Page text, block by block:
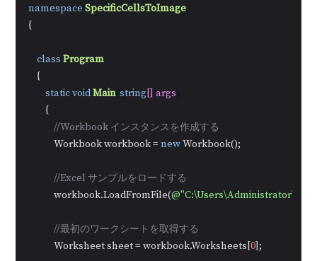
namespace SpecificCellsToImage
{
class Program
    {
staticvoidMain(string[] args)
        {
//Workbook インスタンスを作成する
            Workbook workbook =
new Workbook();
//Excel サンプルをロードする
            workbook.LoadFromFile(
//最初のワークシートを取得する
            Worksheet sheet = workbook.Worksheets[
0];